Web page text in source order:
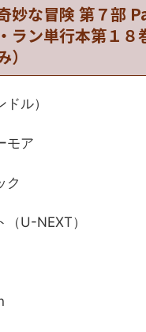
妙な冒険 第７部
ラン単行本第１８
ル）
モア
ク
（U-NEXT）